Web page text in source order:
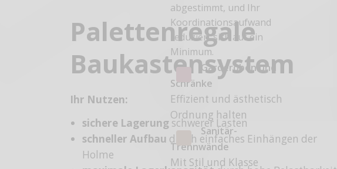
abgestimmt, und Ihr
Koordinationsaufwand
reduziert sich auf ein
Minimum.
Garderoben und
Schränke
Effizient und ästhetisch
Ordnung halten
Sanitär-
Trennwände
Mit Stil und Klasse
Palettenregale
Baukastensystem
Ihr Nutzen:
sichere Lagerung schwerer Lasten
schneller Aufbau durch einfaches Einhängen der
Holme